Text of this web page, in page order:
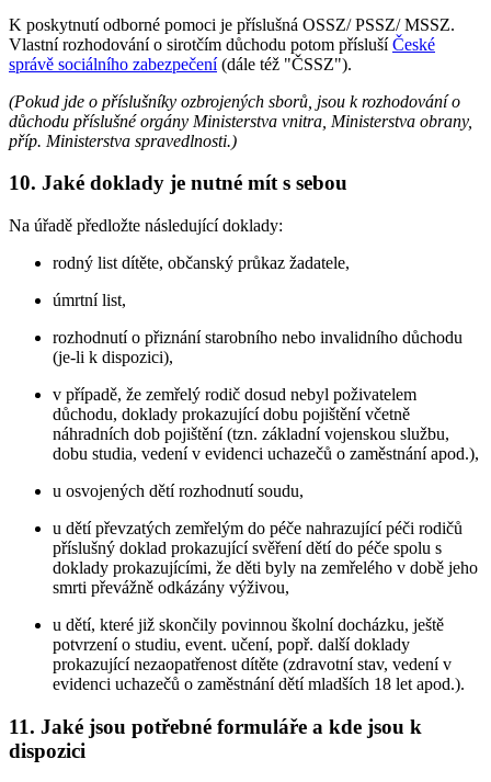
K poskytnutí odborné pomoci je příslušná OSSZ/ PSSZ/ MSSZ.
Vlastní rozhodování o sirotčím důchodu potom příslušíČeské
správě sociálního zabezpečení(dále též "ČSSZ").
(Pokud jde o příslušníky ozbrojených sborů, jsou k rozhodování o
důchodu příslušné orgány Ministerstva vnitra, Ministerstva obrany,
příp. Ministerstva spravedlnosti.)
10. Jaké doklady je nutné mít s sebou
Na úřadě předložte následující doklady:
rodný list dítěte, občanský průkaz žadatele,
úmrtní list,
rozhodnutí o přiznání starobního nebo invalidního důchodu
(je-li k dispozici),
v případě, že zemřelý rodič dosud nebyl poživatelem
důchodu, doklady prokazující dobu pojištění včetně
náhradních dob pojištění (tzn. základní vojenskou službu,
dobu studia, vedení v evidenci uchazečů o zaměstnání apod.),
u osvojených dětí rozhodnutí soudu,
u dětí převzatých zemřelým do péče nahrazující péči rodičů
příslušný doklad prokazující svěření dětí do péče spolu s
doklady prokazujícími, že děti byly na zemřelého v době jeho
smrti převážně odkázány výživou,
u dětí, které již skončily povinnou školní docházku, ještě
potvrzení o studiu, event. učení, popř. další doklady
prokazující nezaopatřenost dítěte (zdravotní stav, vedení v
evidenci uchazečů o zaměstnání dětí mladších 18 let apod.).
11. Jaké jsou potřebné formuláře a kde jsou k
dispozici